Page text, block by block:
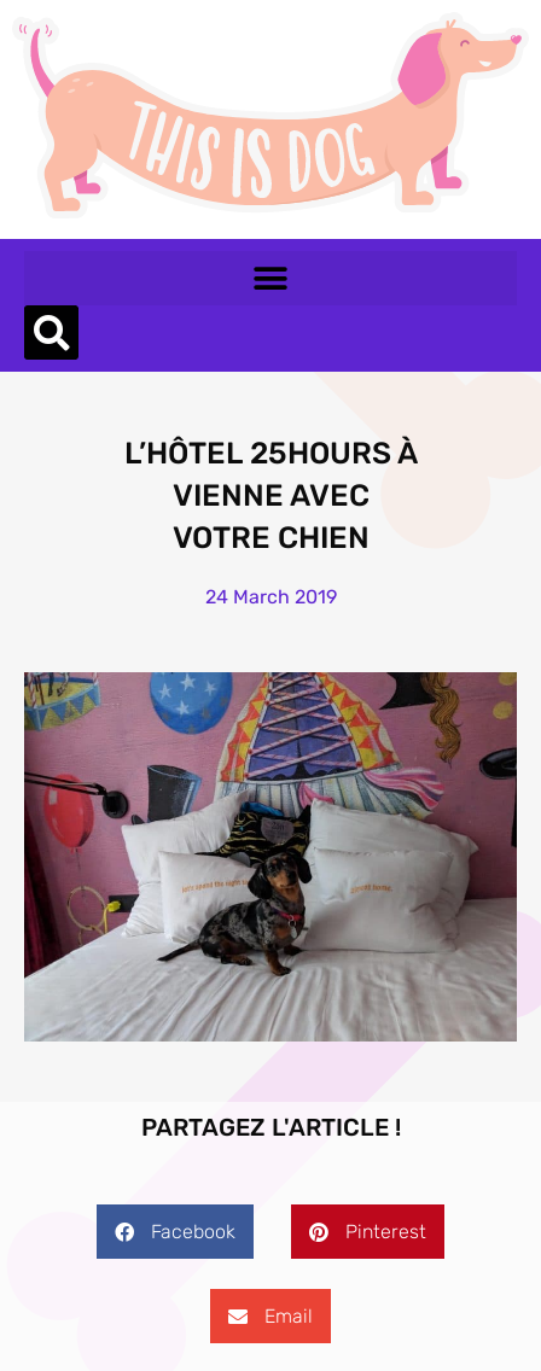
L’HÔTEL 25HOURS À
VIENNE AVEC
VOTRE CHIEN
24 March 2019
PARTAGEZ L'ARTICLE !
Facebook Pinterest
Email